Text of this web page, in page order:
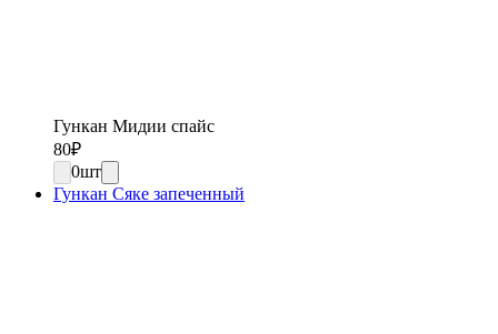
Гункан Мидии спайс
80₽
0шт
Гункан Сяке запеченный